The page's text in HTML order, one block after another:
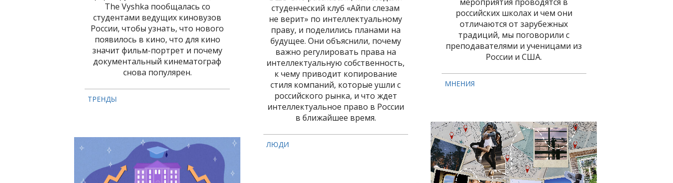
The Vyshka пообщалась со
студентами ведущих киновузов
России, чтобы узнать, что нового
появилось в кино, что для кино
значит фильм-портрет и почему
документальный кинематограф
снова популярен.
ТРЕНДЫ
студенческий клуб «Айпи слезам
не верит» по интеллектуальному
праву, и поделились планами на
будущее. Они объяснили, почему
важно регулировать права на
интеллектуальную собственность,
к чему приводит копирование
стиля компаний, которые ушли с
российского рынка, и что ждет
интеллектуальное право в России
в ближайшее время.
ЛЮДИ
российских школах и чем они
отличаются от зарубежных
традиций, мы поговорили с
преподавателями и ученицами из
России и США.
МНЕНИЯ